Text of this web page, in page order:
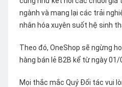
ngành và mang lại các trải
nhân hóa xuyên suốt hệ sinh
Theo đó, OneShop sẽ ngừng
hàng bán lẻ B2B kể từ ngày 01/
Mọi thắc mắc Quý Đối tác vui